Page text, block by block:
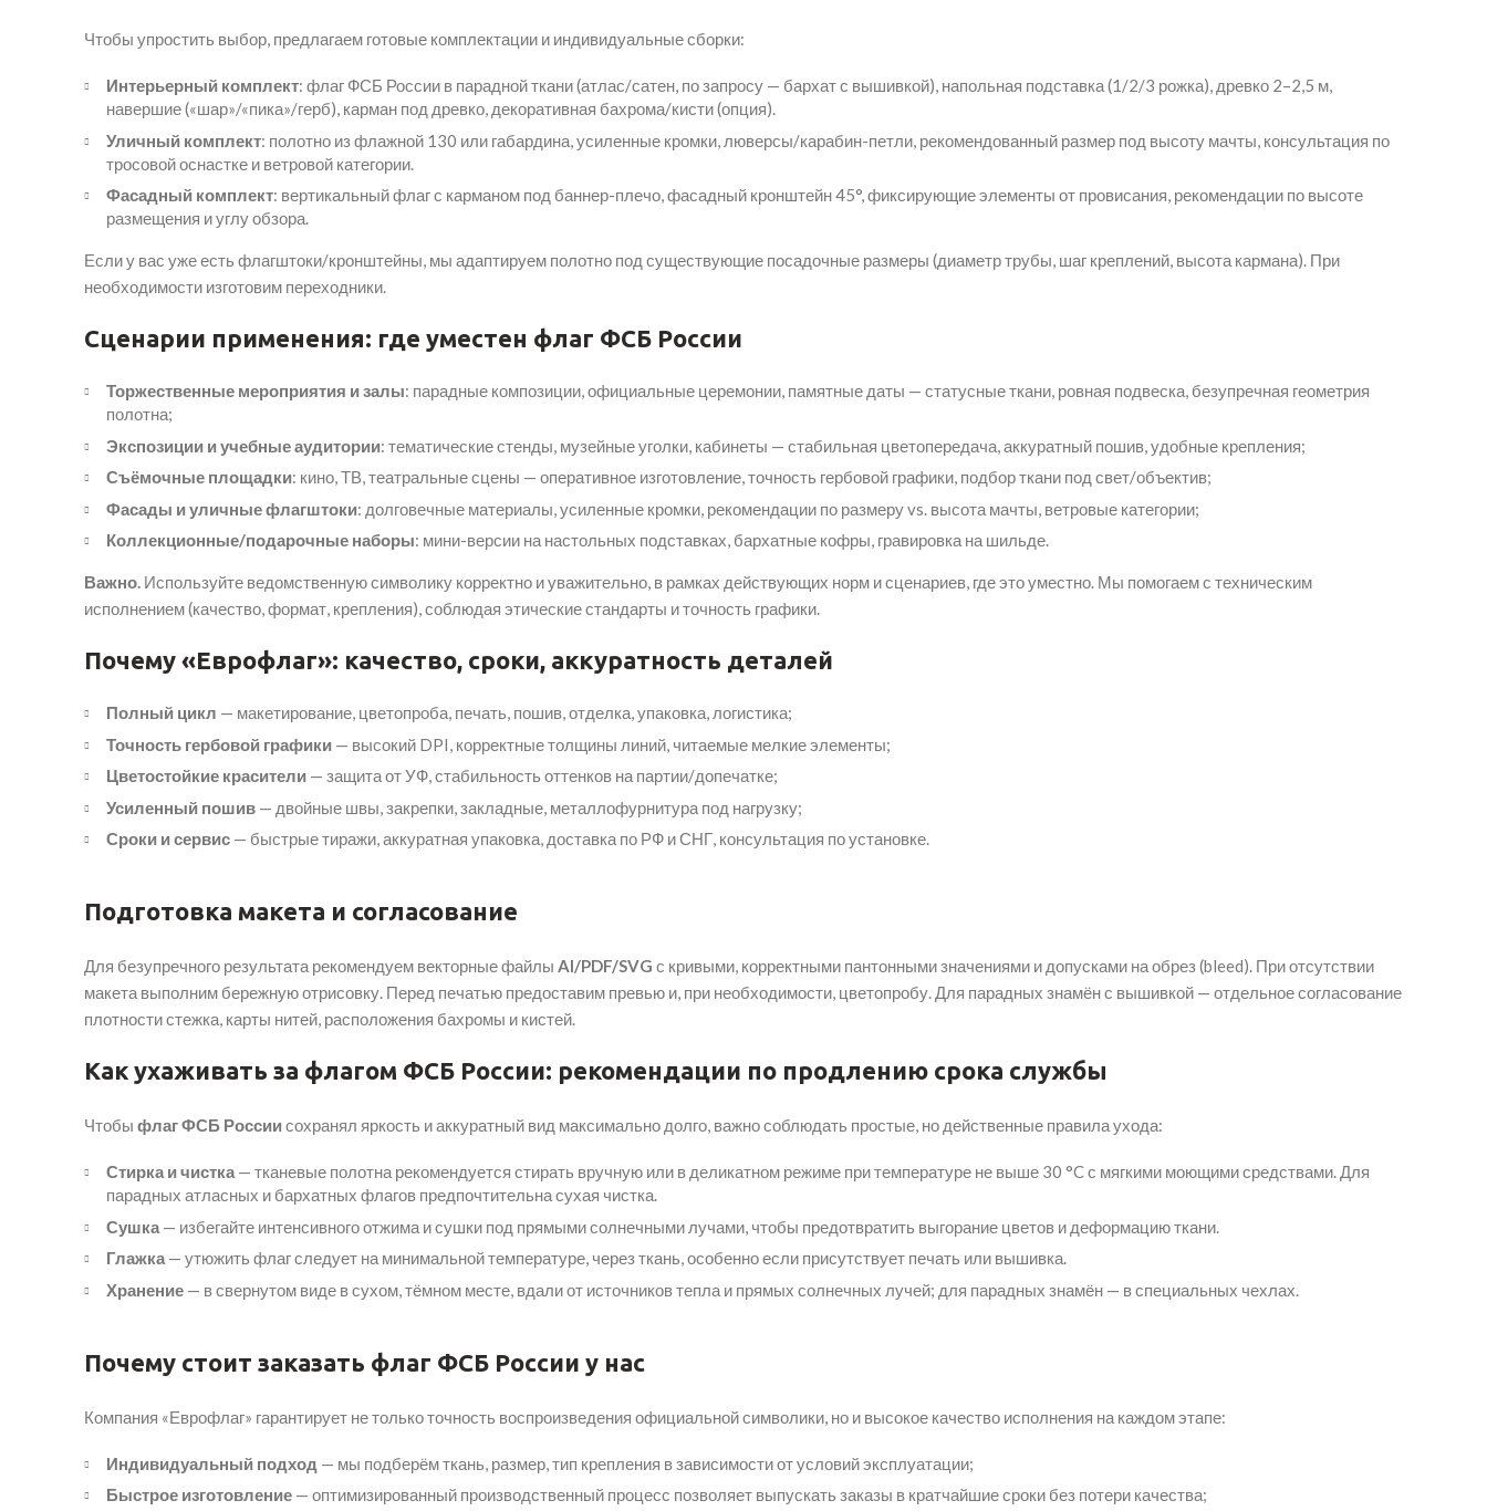
Чтобы упростить выбор, предлагаем готовые комплектации и индивидуальные сборки:
Интерьерный комплект: флаг ФСБ России в парадной ткани (атлас/сатен, по запросу — бархат с вышивкой), напольная подставка (1/2/3 рожка), древко 2–2,5 м,
навершие («шар»/«пика»/герб), карман под древко, декоративная бахрома/кисти (опция).
Уличный комплект: полотно из флажной 130 или габардина, усиленные кромки, люверсы/карабин-петли, рекомендованный размер под высоту мачты, консультация по
тросовой оснастке и ветровой категории.
Фасадный комплект: вертикальный флаг с карманом под баннер-плечо, фасадный кронштейн 45°, фиксирующие элементы от провисания, рекомендации по высоте
размещения и углу обзора.
Если у вас уже есть флагштоки/кронштейны, мы адаптируем полотно под существующие посадочные размеры (диаметр трубы, шаг креплений, высота кармана). При
необходимости изготовим переходники.
Сценарии применения: где уместен флаг ФСБ России
Торжественные мероприятия и залы: парадные композиции, официальные церемонии, памятные даты — статусные ткани, ровная подвеска, безупречная геометрия
полотна;
Экспозиции и учебные аудитории: тематические стенды, музейные уголки, кабинеты — стабильная цветопередача, аккуратный пошив, удобные крепления;
Съёмочные площадки: кино, ТВ, театральные сцены — оперативное изготовление, точность гербовой графики, подбор ткани под свет/объектив;
Фасады и уличные флагштоки: долговечные материалы, усиленные кромки, рекомендации по размеру vs. высота мачты, ветровые категории;
Коллекционные/подарочные наборы: мини-версии на настольных подставках, бархатные кофры, гравировка на шильде.
Важно. Используйте ведомственную символику корректно и уважительно, в рамках действующих норм и сценариев, где это уместно. Мы помогаем с техническим
исполнением (качество, формат, крепления), соблюдая этические стандарты и точность графики.
Почему «Еврофлаг»: качество, сроки, аккуратность деталей
Полный цикл — макетирование, цветопроба, печать, пошив, отделка, упаковка, логистика;
Точность гербовой графики — высокий DPI, корректные толщины линий, читаемые мелкие элементы;
Цветостойкие красители — защита от УФ, стабильность оттенков на партии/допечатке;
Усиленный пошив — двойные швы, закрепки, закладные, металлофурнитура под нагрузку;
Сроки и сервис — быстрые тиражи, аккуратная упаковка, доставка по РФ и СНГ, консультация по установке.
Подготовка макета и согласование
Для безупречного результата рекомендуем векторные файлы AI/PDF/SVG с кривыми, корректными пантонными значениями и допусками на обрез (bleed). При отсутствии
макета выполним бережную отрисовку. Перед печатью предоставим превью и, при необходимости, цветопробу. Для парадных знамён с вышивкой — отдельное согласование
плотности стежка, карты нитей, расположения бахромы и кистей.
Как ухаживать за флагом ФСБ России: рекомендации по продлению срока службы
Чтобы флаг ФСБ Россиисохранял яркость и аккуратный вид максимально долго, важно соблюдать простые, но действенные правила ухода:
Стирка и чистка — тканевые полотна рекомендуется стирать вручную или в деликатном режиме при температуре не выше 30 °C с мягкими моющими средствами. Для
парадных атласных и бархатных флагов предпочтительна сухая чистка.
Сушка — избегайте интенсивного отжима и сушки под прямыми солнечными лучами, чтобы предотвратить выгорание цветов и деформацию ткани.
Глажка — утюжить флаг следует на минимальной температуре, через ткань, особенно если присутствует печать или вышивка.
Хранение — в свернутом виде в сухом, тёмном месте, вдали от источников тепла и прямых солнечных лучей; для парадных знамён — в специальных чехлах.
Почему стоит заказать флаг ФСБ России у нас
Компания «Еврофлаг» гарантирует не только точность воспроизведения официальной символики, но и высокое качество исполнения на каждом этапе:
Индивидуальный подход — мы подберём ткань, размер, тип крепления в зависимости от условий эксплуатации;
Быстрое изготовление — оптимизированный производственный процесс позволяет выпускать заказы в кратчайшие сроки без потери качества;